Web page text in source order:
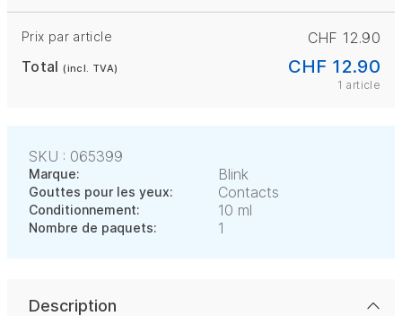
Prix par article
CHF 12.90
Total(incl. TVA) CHF 12.90
1 article
SKU : 065399
Marque: Blink
Gouttes pour les yeux: Contacts
Conditionnement: 10 ml
Nombre de paquets: 1
Description